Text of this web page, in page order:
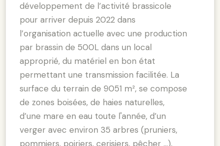
développement de l’activité brassicole
pour arriver depuis 2022 dans
l’organisation actuelle avec une production
par brassin de 500L dans un local
approprié, du matériel en bon état
permettant une transmission facilitée. La
surface du terrain de 9051 m², se compose
de zones boisées, de haies naturelles,
d’une mare en eau toute l'année, d’un
verger avec environ 35 arbres (pruniers,
pommiers, poiriers, cerisiers, pêcher …),